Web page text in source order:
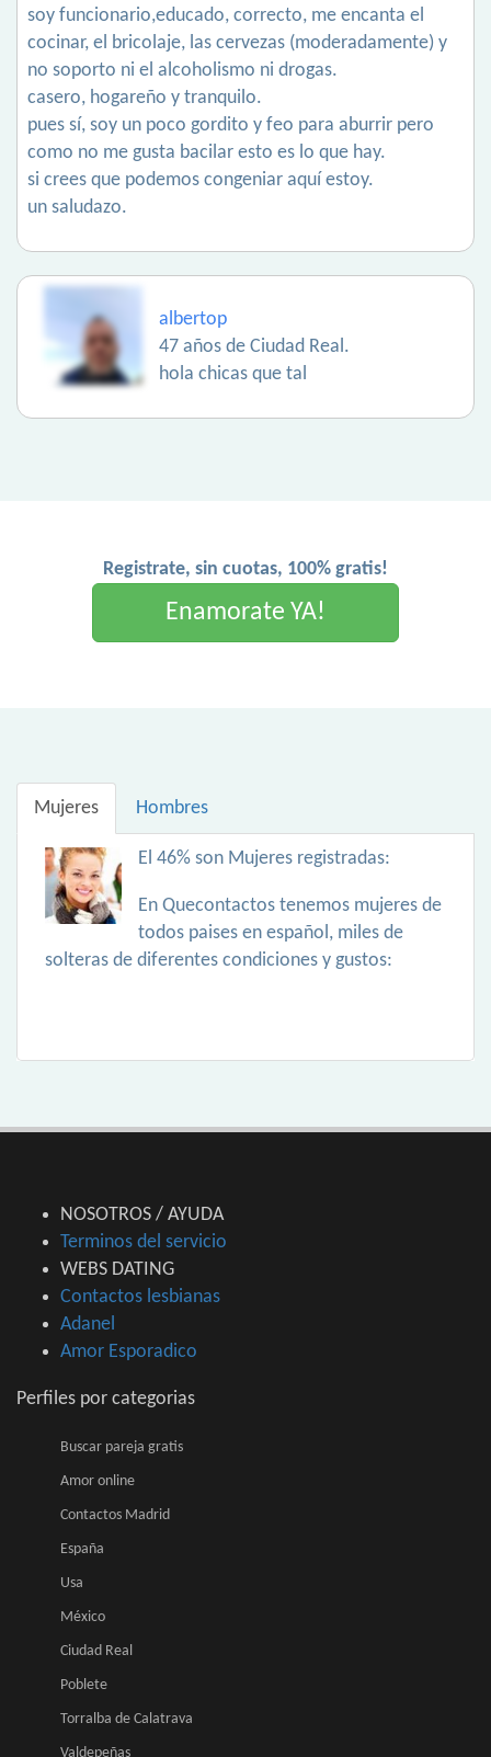
soy funcionario,educado, correcto, me encanta el
cocinar, el bricolaje, las cervezas (moderadamente) y
no soporto ni el alcoholismo ni drogas.
casero, hogareño y tranquilo.
pues sí, soy un poco gordito y feo para aburrir pero
como no me gusta bacilar esto es lo que hay.
si crees que podemos congeniar aquí estoy.
un saludazo.
albertop
47 años de Ciudad Real.
hola chicas que tal
Registrate, sin cuotas, 100% gratis!
Enamorate YA!
Mujeres Hombres
El 46% son Mujeres registradas:
En Quecontactos tenemos mujeres de
todos paises en español, miles de
solteras de diferentes condiciones y gustos:
NOSOTROS / AYUDA
Terminos del servicio
WEBS DATING
Contactos lesbianas
Adanel
Amor Esporadico
Perfiles por categorias
Buscar pareja gratis
Amor online
Contactos Madrid
España
Usa
México
Ciudad Real
Poblete
Torralba de Calatrava
Valdepeñas